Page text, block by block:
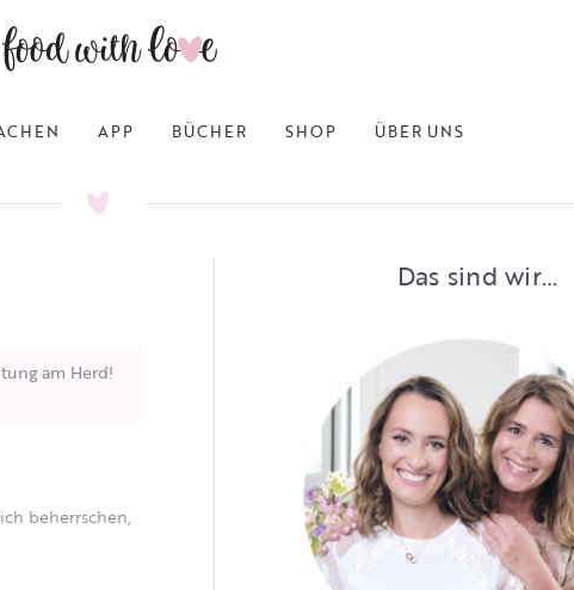
APP BÜCHER SHOP ÜBER UNS
am Herd!
beherrschen,
Das sind wir…